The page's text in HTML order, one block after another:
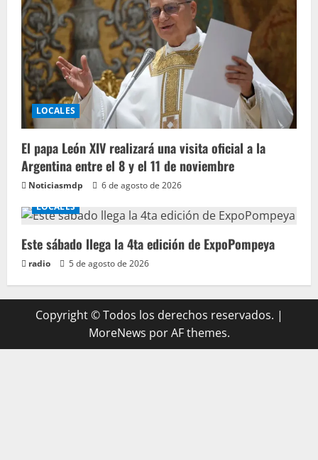
LOCALES
El papa León XIV realizará una visita oficial a la
Argentina entre el 8 y el 11 de noviembre
Noticiasmdp
6 de agosto de 2026
LOCALES
Este sábado llega la 4ta edición de ExpoPompeya
radio 5 de agosto de 2026
Copyright © Todos los derechos reservados. |
MoreNews por AF themes.